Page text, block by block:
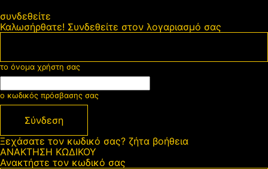
συνδεθείτε
Καλωσήρθατε! Συνδεθείτε στον λογαριασμό σας
το όνομα χρήστη σας
ο κωδικός πρόσβασης σας
Ξεχάσατε τον κωδικό σας? ζήτα βοήθεια
ΑΝΑΚΤΗΣΗ ΚΩΔΙΚΟΥ
Ανακτήστε τον κωδικό σας